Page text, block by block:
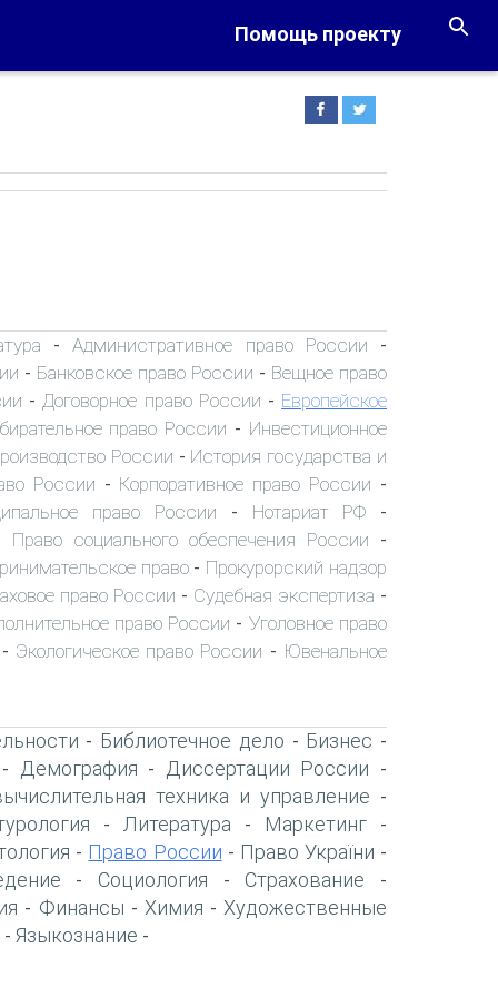
Помощь проекту
-Административное право России -
- Банковское право России - Вещное право
-Договорное право России - Европейское
право России - Инвестиционное
России - История государства и
России - Корпоративное право России -
право России - Нотариат РФ -
Право социального обеспечения России -
право- Прокурорский надзор
право России - Судебная экспертиза -
право России - Уголовное право
- Экологическое право России - Ювенальное
- Библиотечное дело - Бизнес -
- Демография - Диссертации России -
техника и управление -
- Литература - Маркетинг-
- Право России - Право України -
- Социология - Страхование -
- Финансы - Химия -Художественные
- Языкознание -